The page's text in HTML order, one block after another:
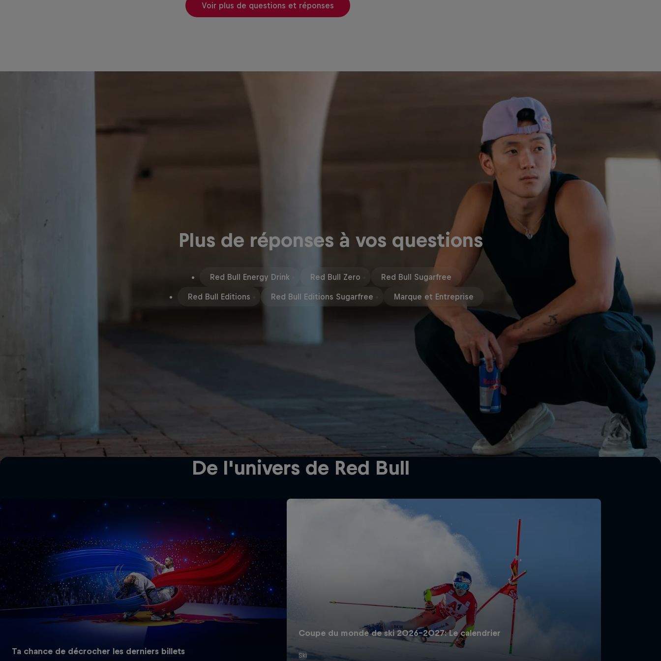
Voir la réponse complèteVoir plus de questions et réponses
Plus de réponses à vos questions
Red Bull Energy Drink Red Bull Zero Red Bull Sugarfree
Red Bull Editions Red Bull Editions Sugarfree Marque et Entreprise
De l'univers de Red Bull
Ta chance de décrocher les derniers billets
Coupe du monde de ski 2026-2027: Le calendrier
Ski